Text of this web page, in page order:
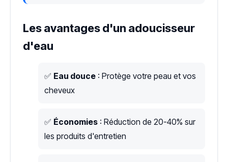
Les avantages d'un adoucisseur
d'eau
✅ Eau douce : Protège votre peau et vos
cheveux
✅ Économies : Réduction de 20-40% sur
les produits d'entretien